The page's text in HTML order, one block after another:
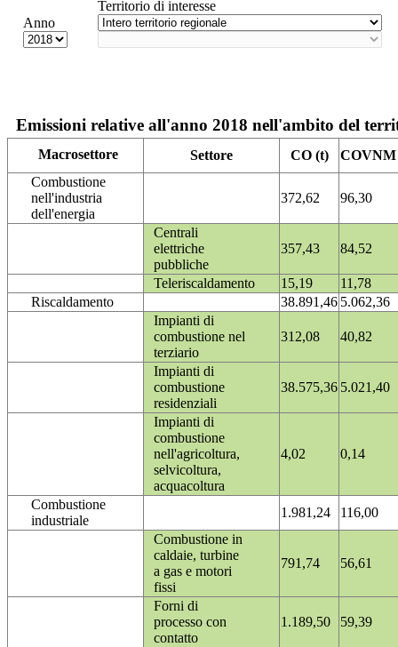
Anno
Territorio di interesse
Emissioni relative all'anno 2018 nell'ambito del
Macrosettore Settore CO (t)
COVNM
Combustione
nell'industria
dell'energia
372,62 96,30
Centrali
elettriche
pubbliche
357,43 84,52
Teleriscaldamento 15,19
11,78
Riscaldamento
38.891,46 5.062,36
Impianti di
combustione nel
terziario
312,08 40,82
Impianti di
combustione
residenziali
38.575,36 5.021,40
Impianti di
combustione
nell'agricoltura,
selvicoltura,
acquacoltura
4,02 0,14
Combustione
industriale
1.981,24
116,00
Combustione in
caldaie, turbine
a gas e motori
fissi
791,74 56,61
Forni di
processo con
contatto
1.189,50 59,39